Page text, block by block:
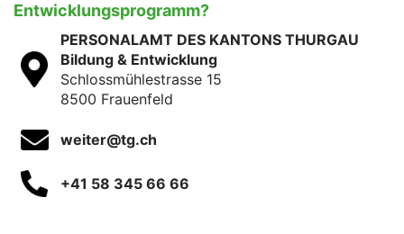
Entwicklungsprogramm?
PERSONALAMT DES KANTONS THURGAU
Bildung & Entwicklung
Schlossmühlestrasse 15
8500 Frauenfeld
weiter@tg.ch
+41 58 345 66 66